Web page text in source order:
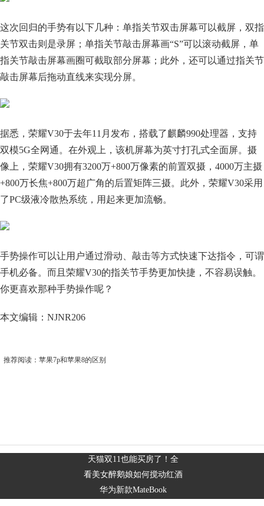
这次回归的手势有以下几种：单指关节双击屏幕可以截屏，双指
关节双击则是录屏；单指关节敲击屏幕画“S”可以滚动截屏，单
指关节敲击屏幕画圈可截取部分屏幕；此外，还可以通过指关节
敲击屏幕后拖动直线来实现分屏。
据悉，荣耀V30于去年11月发布，搭载了麒麟990处理器，支持
双模5G全网通。在外观上，该机屏幕为英寸打孔式全面屏。摄
像上，荣耀V30拥有3200万+800万像素的前置双摄，4000万主摄
+800万长焦+800万超广角的后置矩阵三摄。此外，荣耀V30采用
了PC级液冷散热系统，用起来更加流畅。
手势操作可以让用户通过滑动、敲击等方式快速下达指令，可谓
手机必备。而且荣耀V30的指关节手势更加快捷，不容易误触。
你更喜欢那种手势操作呢？
本文编辑：NJNR206
推荐阅读： 苹果7p和苹果8的区别
天猫双11也能买房了！全
看美女醉鹅娘如何搅动红酒
华为新款MateBook